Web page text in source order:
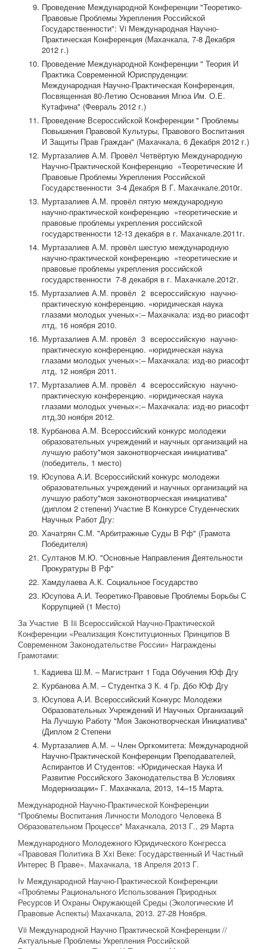
Проведение Международной Конференции "Теоретико-
Правовые Проблемы Укрепления Российской
Государственности": Vi Международная Научно-
Практическая Конференция (Махачкала, 7-8 Декабря
2012 г.)
Проведение Международной Конференции " Теория И
Практика Современной Юриспруденции:
Международная Научно-Практическая Конференция,
Посвященная 80-Летию Основания Мгюа Им. О.Е.
Кутафина" (Февраль 2012 г.)
Проведение Всероссийской Конференции " Проблемы
Повышения Правовой Культуры, Правового Воспитания
И Защиты Прав Граждан" (Махачкала, 6 Декабря 2012 г.)
Муртазалиев А.М. Провёл Четвёртую Международную
Научно-Практической Конференцию «Теоретические И
Правовые Проблемы Укрепления Российской
Государственности 3-4 Декабря В Г. Махачкале.2010г.
Муртазалиев А.М. провёл пятую международную
научно-практической конференцию «теоретические и
правовые проблемы укрепления российской
государственности 12-13 декабря в г. Махачкале.2011г.
Муртазалиев А.М. провёл шестую международную
научно-практической конференцию «теоретические и
правовые проблемы укрепления российской
государственности 7-8 декабря в г. Махачкале.2012г.
Муртазалиев А.М. провёл 2 всероссийскую научно-
практическую конференцию. «юридическая наука
глазами молодых ученых»:– Махачкала: изд-во риасофт
лтд, 16 ноября 2010.
Муртазалиев А.М. провёл 3 всероссийскую научно-
практическую конференцию. «юридическая наука
глазами молодых ученых»:– Махачкала: изд-во риасофт
лтд, 12 ноября 2011.
Муртазалиев А.М. провёл 4 всероссийскую научно-
практическую конференцию. «юридическая наука
глазами молодых ученых»:– Махачкала: изд-во риасофт
лтд,30 ноября 2012.
Курбанова А.М. Всероссийский конкурс молодежи
образовательных учреждений и научных организаций на
лучшую работу"моя законотворческая инициатива"
(победитель, 1 место)
Юсупова А.И. Всероссийский конкурс молодежи
образовательных учреждений и научных организаций на
лучшую работу"моя законотворческая инициатива"
(диплом 2 степени) Участие В Конкурсе Студенческих
Научных Работ Дгу:
Хачатрян С.М. "Арбитражные Суды В Рф" (Грамота
Победителя)
Султанов М.Ю. "Основные Направления Деятельности
Прокуратуры В Рф"
Хамдулаева А.К. Социальное Государство
Юсупова А.И. Теоретико-Правовые Проблемы Борьбы С
Коррупцией (1 Место)
За Участие В Iii Всероссийской Научно-Практической
Конференции «Реализация Конституционных Принципов В
Современном Законодательстве России» Награждены
Грамотами:
Кадиева Ш.М. – Магистрант 1 Года Обучения Юф Дгу
Курбанова А.М. – Студентка 3 К. 4 Гр. Дбо Юф Дгу
Юсупова А.И. Всероссийский Конкурс Молодежи
Образовательных Учреждений И Научных Организаций
На Лучшую Работу "Моя Законотворческая Инициатива"
(Диплом 2 Степени
Муртазалиев А.М. – Член Оргкомитета: Международной
Научно-Практической Конференции Преподавателей,
Аспирантов И Студентов: «Юридическая Наука И
Развитие Российского Законодательства В Условиях
Модернизации» Г. Махачкала, 2013, 14–15 Марта.
Международной Научно-Практической Конференции
"Проблемы Воспитания Личности Молодого Человека В
Образовательном Процессе" Махачкала, 2013 Г., 29 Марта
Международного Молодежного Юридического Конгресса
«Правовая Политика В Xxi Веке: Государственный И Частный
Интерес В Праве». Махачкала, 18 Апреля 2013 Г.
Iv Международной Научно-Практической Конференции
«Проблемы Рационального Использования Природных
Ресурсов И Охраны Окружающей Среды (Экологические И
Правовые Аспекты) Махачкала, 2013. 27-28 Ноября.
Vii Международной Научно Практической Конференции //
Актуальные Проблемы Укрепления Российской